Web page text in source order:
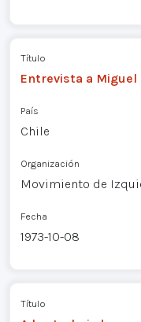
Título
Entrevista a Miguel
País
Chile
Organización
Movimiento de
Fecha
1973-10-08
Título